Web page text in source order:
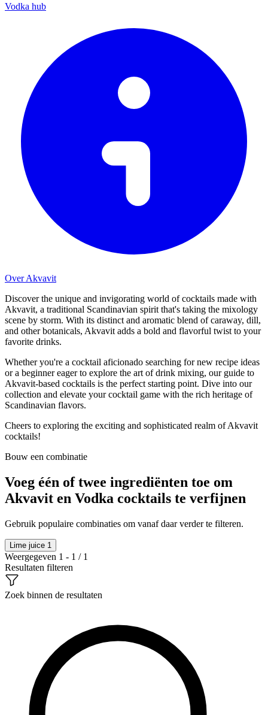
Vodka hub
Over Akvavit
Discover the unique and invigorating world of cocktails made with
Akvavit, a traditional Scandinavian spirit that's taking the mixology
scene by storm. With its distinct and aromatic blend of caraway, dill,
and other botanicals, Akvavit adds a bold and flavorful twist to your
favorite drinks.
Whether you're a cocktail aficionado searching for new recipe ideas
or a beginner eager to explore the art of drink mixing, our guide to
Akvavit-based cocktails is the perfect starting point. Dive into our
collection and elevate your cocktail game with the rich heritage of
Scandinavian flavors.
Cheers to exploring the exciting and sophisticated realm of Akvavit
cocktails!
Bouw een combinatie
Voeg één of twee ingrediënten toe om
Akvavit en Vodka cocktails te verfijnen
Gebruik populaire combinaties om vanaf daar verder te filteren.
Lime juice 1
Weergegeven 1 - 1 / 1
Resultaten filteren
Zoek binnen de resultaten